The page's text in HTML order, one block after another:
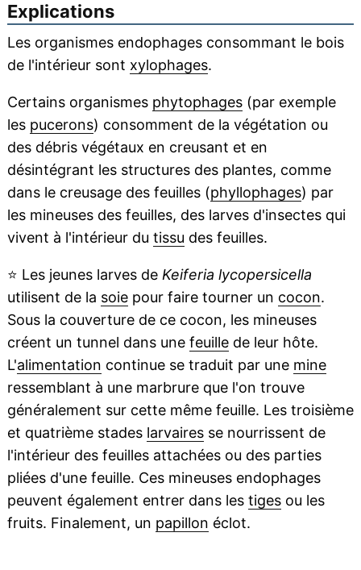
Explications
Les organismes endophages consommant le bois
de l'intérieur sont xylophages.
Certains organismes phytophages(par exemple
les pucerons) consomment de la végétation ou
des débris végétaux en creusant et en
désintégrant les structures des plantes, comme
dans le creusage des feuilles (phyllophages) par
les mineuses des feuilles, des larves d'insectes qui
vivent à l'intérieur du tissu des feuilles.
⭐ Les jeunes larves de Keiferia lycopersicella
utilisent de la soiepour faire tourner un cocon.
Sous la couverture de ce cocon, les mineuses
créent un tunnel dans une feuillede leur hôte.
L'alimentation continue se traduit par une mine
ressemblant à une marbrure que l'on trouve
généralement sur cette même feuille. Les troisième
et quatrième stades larvairesse nourrissent de
l'intérieur des feuilles attachées ou des parties
pliées d'une feuille. Ces mineuses endophages
peuvent également entrer dans les tigesou les
fruits. Finalement, un papillon éclot.